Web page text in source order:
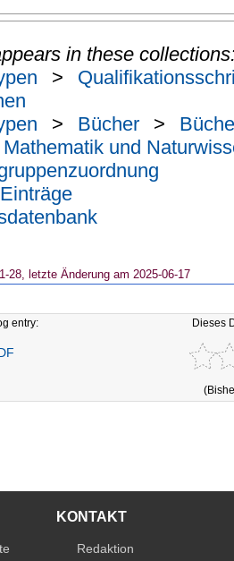
in these
>
> Bücher >
und
28, letzte Änderung am 2025-06-17
entry: Dieses
KONTAKT
Redaktion